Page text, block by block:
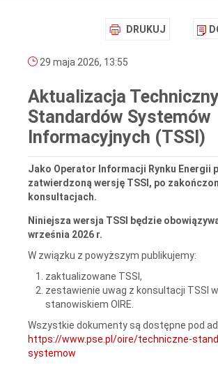
DRUKUJ
29 maja 2026, 13:55
Aktualizacja
Standardów Systemów
Informacyjnych (TSSI)
Jako Operator Informacji Rynku Energii
zatwierdzoną wersję TSSI, po
konsultacjach.
Niniejsza wersja TSSI będzie
września 2026 r.
W związku z powyższym publikujemy:
zaktualizowane TSSI,
zestawienie uwag z konsultacji TSSI
stanowiskiem OIRE.
Wszystkie dokumenty są dostępne pod
https://www.pse.pl/oire/techniczne-
systemow